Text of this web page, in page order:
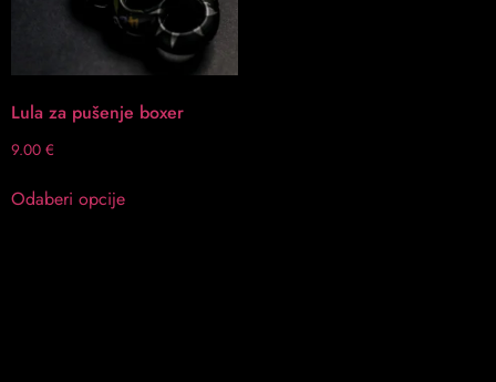
Lula za pušenje boxer
9.00 €
Odaberi opcije